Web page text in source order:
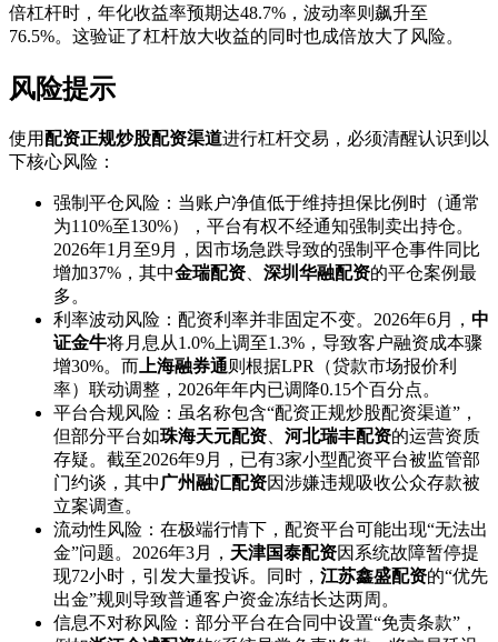
倍杠杆时，年化收益率预期达48.7%，波动率则飙升至
76.5%。这验证了杠杆放大收益的同时也成倍放大了风险。
风险提示
使用 配资正规炒股配资渠道进行杠杆交易，必须清醒认识到以
下核心风险：
强制平仓风险：当账户净值低于维持担保比例时（通常
为110%至130%），平台有权不经通知强制卖出持仓。
2026年1月至9月，因市场急跌导致的强制平仓事件同比
增加37%，其中金瑞配资、 深圳华融配资的平仓案例最
多。
利率波动风险：配资利率并非固定不变。2026年6月， 中
证金牛将月息从1.0%上调至1.3%，导致客户融资成本骤
增30%。而上海融券通则根据LPR（贷款市场报价利
率）联动调整，2026年年内已调降0.15个百分点。
平台合规风险：虽名称包含“配资正规炒股配资渠道”，
但部分平台如珠海天元配资、 河北瑞丰配资的运营资质
存疑。截至2026年9月，已有3家小型配资平台被监管部
门约谈，其中广州融汇配资因涉嫌违规吸收公众存款被
立案调查。
流动性风险：在极端行情下，配资平台可能出现“无法出
金”问题。2026年3月， 天津国泰配资因系统故障暂停提
现72小时，引发大量投诉。同时， 江苏鑫盛配资的“优先
出金”规则导致普通客户资金冻结长达两周。
信息不对称风险：部分平台在合同中设置“免责条款”，